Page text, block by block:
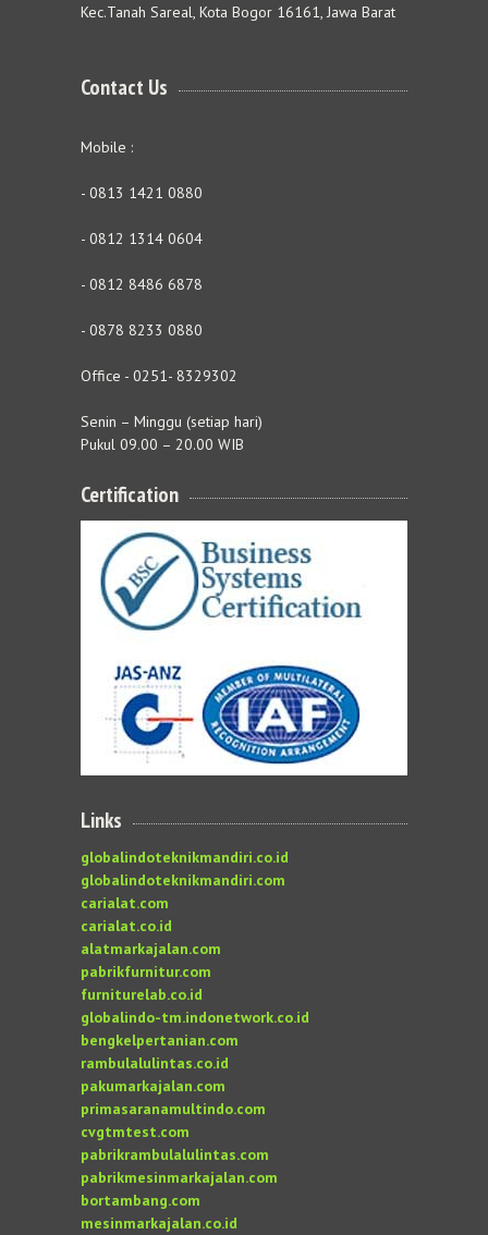
Kec.Tanah Sareal, Kota Bogor 16161, Jawa Barat
Contact Us
Mobile :
- 0813 1421 0880
- 0812 1314 0604
- 0812 8486 6878
- 0878 8233 0880
Office - 0251- 8329302
Senin – Minggu (setiap hari)
Pukul 09.00 – 20.00 WIB
Certification
Links
globalindoteknikmandiri.co.id
globalindoteknikmandiri.com
carialat.com
carialat.co.id
alatmarkajalan.com
pabrikfurnitur.com
furniturelab.co.id
globalindo-tm.indonetwork.co.id
bengkelpertanian.com
rambulalulintas.co.id
pakumarkajalan.com
primasaranamultindo.com
cvgtmtest.com
pabrikrambulalulintas.com
pabrikmesinmarkajalan.com
bortambang.com
mesinmarkajalan.co.id